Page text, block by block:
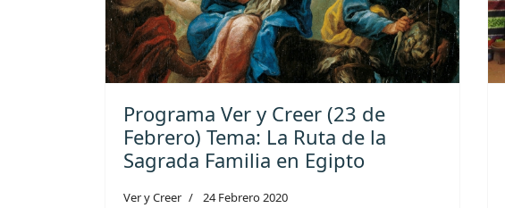
Programa Ver y Creer (23 de
Febrero) Tema: La Ruta de la
Sagrada Familia en Egipto
Ver y Creer 24 Febrero 2020